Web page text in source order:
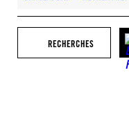
RECHERCHES